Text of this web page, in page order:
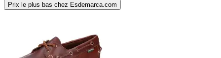
Prix le plus bas chez Esdemarca.com